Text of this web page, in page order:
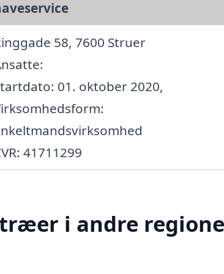
58, 7600 Struer
01. oktober 2020,
41711299
i andre